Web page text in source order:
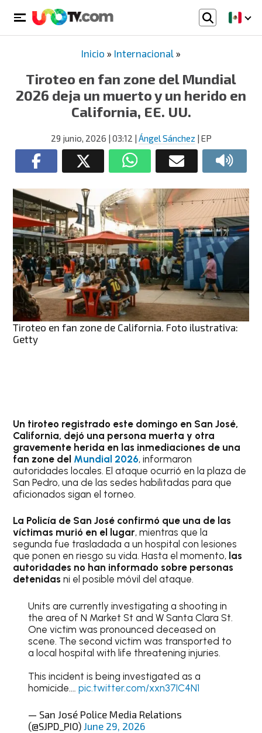
Inicio » Internacional »
Tiroteo en fan zone del Mundial
2026 deja un muerto y un herido en
California, EE. UU.
29 junio, 2026 | 03:12 | Ángel Sánchez | EP
Tiroteo en fan zone de California. Foto ilustrativa:
Getty
Un tiroteo registrado este domingo en San José,
California, dejó una persona muerta y otra
gravemente herida en las inmediaciones de una
fan zone del Mundial 2026, informaron
autoridades locales. El ataque ocurrió en la plaza de
San Pedro, una de las sedes habilitadas para que
aficionados sigan el torneo.
La Policía de San José confirmó que una de las
víctimas murió en el lugar, mientras que la
segunda fue trasladada a un hospital con lesiones
que ponen en riesgo su vida. Hasta el momento, las
autoridades no han informado sobre personas
detenidas ni el posible móvil del ataque.
Units are currently investigating a shooting in
the area of N Market St and W Santa Clara St.
One victim was pronounced deceased on
scene. The second victim was transported to
a local hospital with life threatening injuries.
This incident is being investigated as a
homicide.… pic.twitter.com/xxn37IC4N1
— San José Police Media Relations
(@SJPD_PIO) June 29, 2026